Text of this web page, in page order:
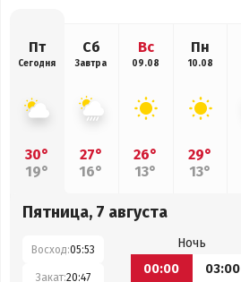
Пт
Сегодня
30°
19°
Сб
Завтра
27°
16°
Вс
09.08
26°
13°
Пн
10.08
29°
13°
Пятница, 7 августа
Восход:05:53
Закат:20:47
Ночь
00:00
03:00